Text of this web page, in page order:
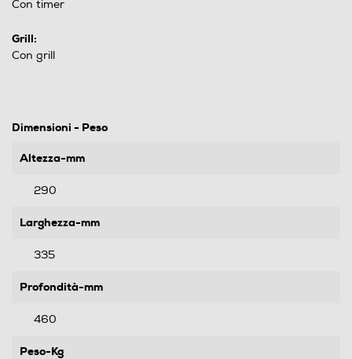
Con timer
Grill:
Con grill
Dimensioni - Peso
Altezza-mm
290
Larghezza-mm
335
Profondità-mm
460
Peso-Kg